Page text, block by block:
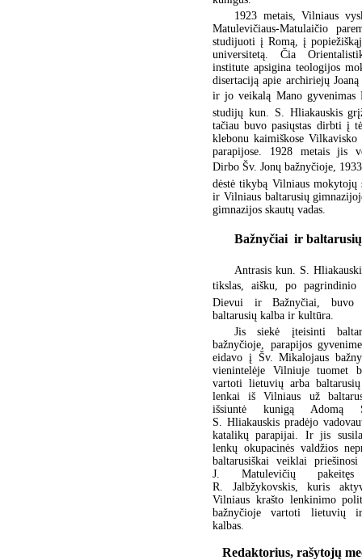
1923 metais, Vilniaus
Matulevičiaus-Matulaičio
studijuoti į Romą, į
universitetą. Čia
institute apsigina teologijos
disertaciją apie archiriejų
ir jo veikalą Mano gyvenimas
studijų kun. S. Hliakauskis
tačiau buvo pasiųstas dirbti į
klebonu kaimiškose Vilkavisko
parapijose. 1928 metais jis
Dirbo Šv. Jonų bažnyčioje,
dėstė tikybą Vilniaus mokytojų
ir Vilniaus baltarusių
gimnazijos skautų vadas.
Bažnyčiai  ir
Antrasis kun. S.
tikslas, aišku, po pagrindinio
Dievui ir Bažnyčiai, buvo
baltarusių kalba ir kultūra.
Jis siekė įteisinti
bažnyčioje, parapijos
eidavo į Šv. Mikalojaus
vienintelėje Vilniuje tuomet
vartoti lietuvių arba
lenkai iš Vilniaus už
išsiuntė kunigą Adomą
S. Hliakauskis pradėjo
katalikų parapijai. Ir jis
lenkų okupacinės valdžios
baltarusiškai veiklai
J. Matulevičių pakeitęs
R. Jalbžykovskis, kuris
Vilniaus krašto lenkinimo
bažnyčioje vartoti lietuvių
kalbas.
Redaktorius, rašytojų